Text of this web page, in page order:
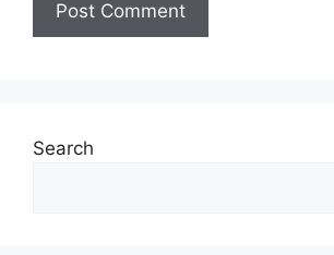
Search